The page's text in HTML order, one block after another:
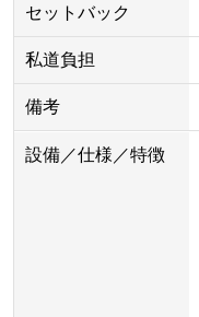
セットバック
私道負担
備考
設備／仕様／特徴